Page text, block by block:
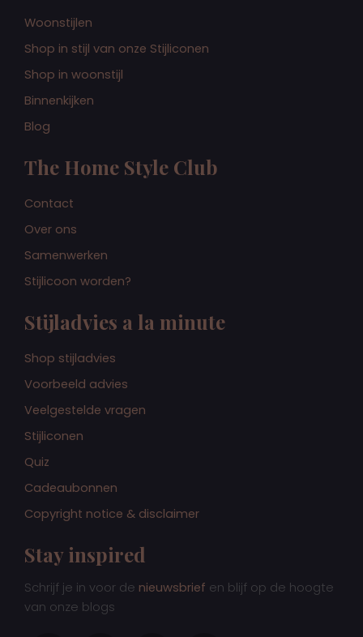
Woonstijlen
Shop in stijl van onze Stijliconen
Shop in woonstijl
Binnenkijken
Blog
The Home Style Club
Contact
Over ons
Samenwerken
Stijlicoon worden?
Stijladvies a la minute
Shop stijladvies
Voorbeeld advies
Veelgestelde vragen
Stijliconen
Quiz
Cadeaubonnen
Copyright notice & disclaimer
Stay inspired
Schrijf je in voor de nieuwsbrief en blijf op de hoogte
van onze blogs